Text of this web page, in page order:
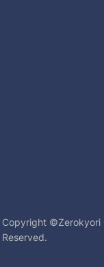
Copyright ©Zerokyori
Reserved.